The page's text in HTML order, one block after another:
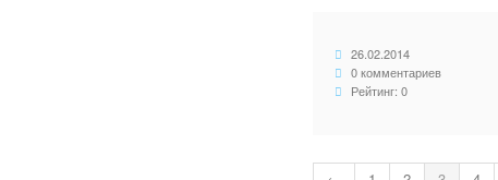
26.02.2014
0 комментариев
Рейтинг: 0